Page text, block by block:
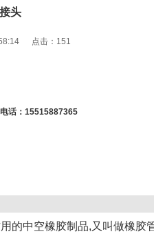
头
点击： 151
话：15515887365
的中空橡胶制品,又叫做橡